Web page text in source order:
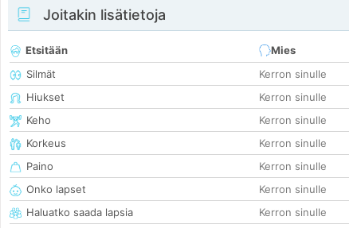
Joitakin lisätietoja
Etsitään
Mies
Silmät
Kerron sinulle
Hiukset
Kerron sinulle
Keho
Kerron sinulle
Korkeus
Kerron sinulle
Paino
Kerron sinulle
Onko lapset
Kerron sinulle
Haluatko saada lapsia
Kerron sinulle